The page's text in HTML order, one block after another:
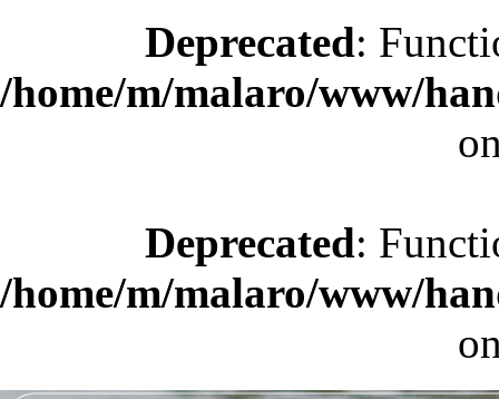
Deprecated:
/home/m/malaro/www/
Deprecated:
/home/m/malaro/www/